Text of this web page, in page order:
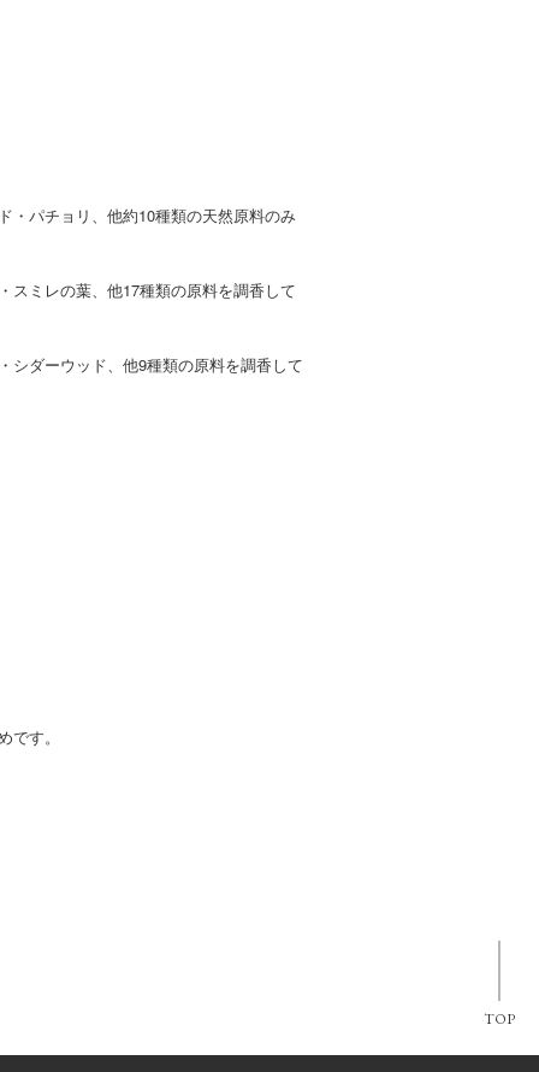
・パチョリ、他約10種類の天然原料のみ
スミレの葉、他17種類の原料を調香して
シダーウッド、他9種類の原料を調香して
す。
TOP